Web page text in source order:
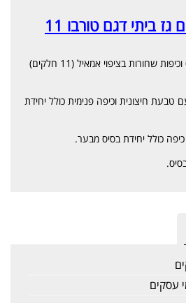
סט ראשי גז לכיריים גז ביתי דגם טורבו 11
טבעת חיצונית וכיפה פנימית כולל יחידת